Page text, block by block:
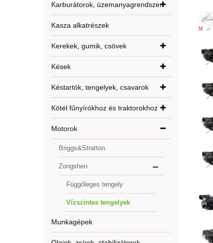
Karburátorok, üzemanyagrendszer
Kasza alkatrészek
Kerekek, gumik, csövek
Kések
Késtartók, tengelyek, csavarok
Kötél fűnyírókhoz és traktorokhoz
Motorok
Briggs&Stratton
Zongshen
Függőleges tengely
Vízszintes tengelyek
Munkagépek